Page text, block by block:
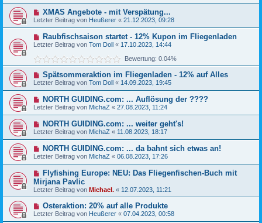
XMAS Angebote - mit Verspätung...
Letzter Beitrag von Heußerer « 21.12.2023, 09:28
Raubfischsaison startet - 12% Kupon im Fliegenladen
Letzter Beitrag von Tom Doll « 17.10.2023, 14:44
Bewertung: 0.04%
Spätsommeraktion im Fliegenladen - 12% auf Alles
Letzter Beitrag von Tom Doll « 14.09.2023, 19:45
NORTH GUIDING.com: ... Auflösung der ????
Letzter Beitrag von MichaZ « 27.08.2023, 11:24
NORTH GUIDING.com: ... weiter geht's!
Letzter Beitrag von MichaZ « 11.08.2023, 18:17
NORTH GUIDING.com: ... da bahnt sich etwas an!
Letzter Beitrag von MichaZ « 06.08.2023, 17:26
Flyfishing Europe: NEU: Das Fliegenfischen‐Buch mit
Mirjana Pavlic
Letzter Beitrag von Michael. « 12.07.2023, 11:21
Osteraktion: 20% auf alle Produkte
Letzter Beitrag von Heußerer « 07.04.2023, 00:58